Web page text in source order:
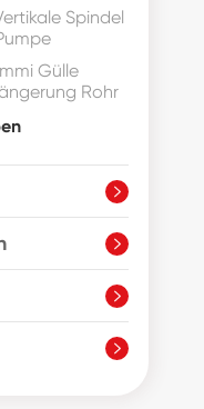
Spindel
Gülle
Rohr



